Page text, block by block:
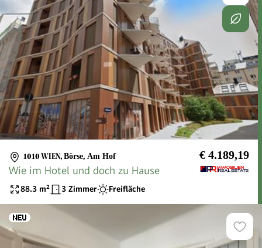
1010 WIEN, Börse, Am Hof € 4.189,19
Wie im Hotel und doch zu Hause
88.3 m² 3 Zimmer Freifläche